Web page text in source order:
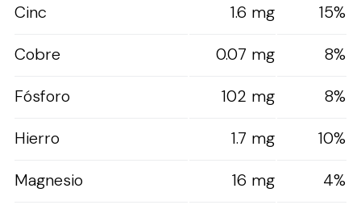
Cinc
1.6 mg
15%
Cobre
0.07 mg
8%
Fósforo
102 mg
8%
Hierro
1.7 mg
10%
Magnesio
16 mg
4%